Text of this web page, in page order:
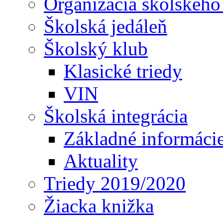
Školská jedáleň
Školský klub
Klasické triedy
VIN
Školská integrácia
Základné
Aktuality
Triedy 2019/2020
Žiacka knižka